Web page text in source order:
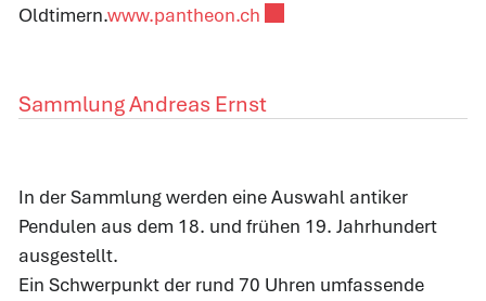
Oldtimern.www.pantheon.ch
Sammlung Andreas Ernst
In der Sammlung werden eine Auswahl antiker
Pendulen aus dem 18. und frühen 19. Jahrhundert
ausgestellt.
Ein Schwerpunkt der rund 70 Uhren umfassende